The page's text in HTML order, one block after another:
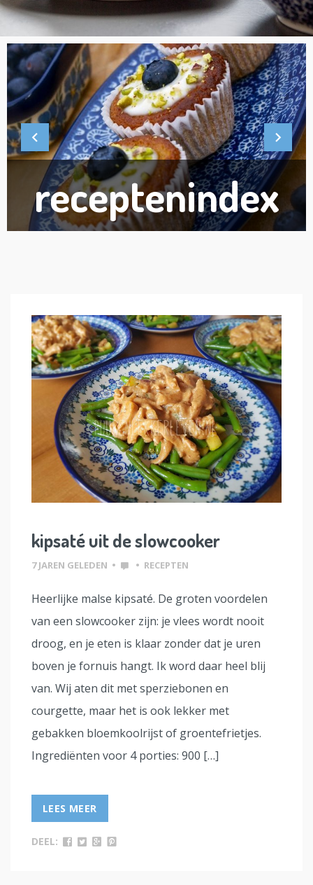
receptenindex
kipsaté uit de slowcooker
7 JAREN GELEDEN • • RECEPTEN
Heerlijke malse kipsaté. De groten voordelen
van een slowcooker zijn: je vlees wordt nooit
droog, en je eten is klaar zonder dat je uren
boven je fornuis hangt. Ik word daar heel blij
van. Wij aten dit met sperziebonen en
courgette, maar het is ook lekker met
gebakken bloemkoolrijst of groentefrietjes.
Ingrediënten voor 4 porties: 900 […]
LEES MEER
DEEL: